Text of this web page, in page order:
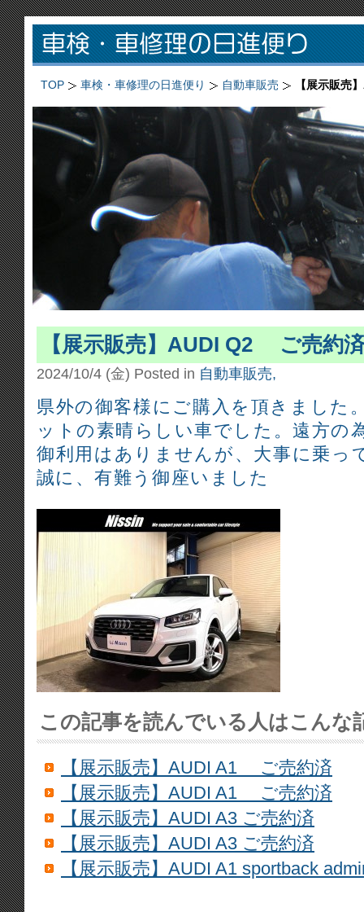
TOP 車検・車修理の日進便り 自動車販売 【展示販売
【展示販売】AUDI Q2 ご売約済
2024/10/4 (金) Posted in 自動車販売,
県外の御客様にご購入を頂きました
ットの素晴らしい車でした。遠方の
御利用はありませんが、大事に乗っ
誠に、有難う御座いました
この記事を読んでいる人はこんな
【展示販売】AUDI A1 ご売約済
【展示販売】AUDI A1 ご売約済
【展示販売】AUDI A3 ご売約済
【展示販売】AUDI A3 ご売約済
【展示販売】AUDI A1 sportback